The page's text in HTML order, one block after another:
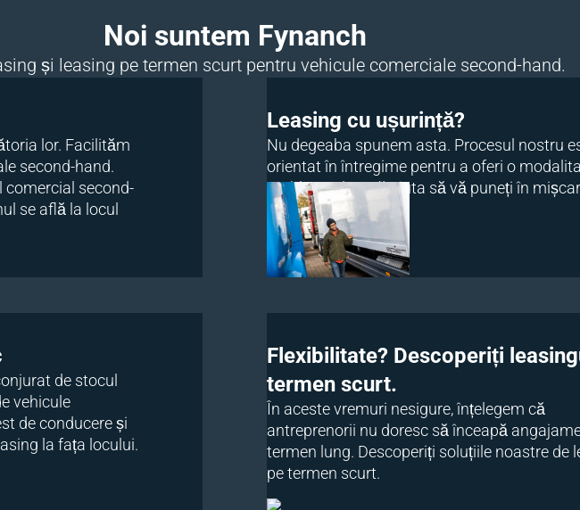
Noi suntem Fynanch
și leasing pe termen scurt pentru vehicule comerciale second-hand.
lor. Facilităm
second-hand.
comercial second-
se află la locul
Leasing cu ușurință?
Nu degeaba spunem asta. Procesul nostru
orientat în întregime pentru a oferi o
probleme de a vă ajuta să vă puneți în
de stocul
vehicule
de conducere și
la fața locului.
Flexibilitate? Descoperiți
termen scurt.
În aceste vremuri nesigure, înțelegem că
antreprenorii nu doresc să înceapă
termen lung. Descoperiți soluțiile noastre de
pe termen scurt.